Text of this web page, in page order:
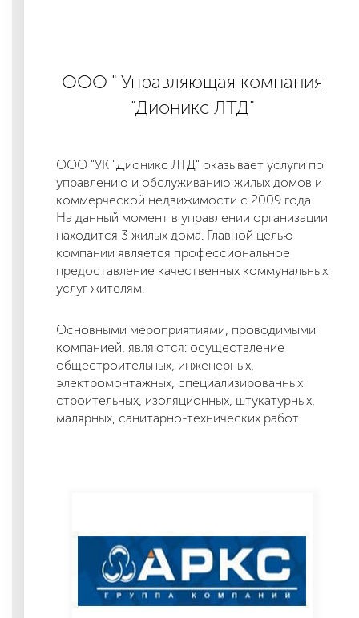
ООО " Управляющая компания
"Дионикс ЛТД"
ООО "УК "Дионикс ЛТД" оказывает услуги по
управлению и обслуживанию жилых домов и
коммерческой недвижимости с 2009 года.
На данный момент в управлении организации
находится 3 жилых дома. Главной целью
компании является профессиональное
предоставление качественных коммунальных
услуг жителям.
Основными мероприятиями, проводимыми
компанией, являются: осуществление
общестроительных, инженерных,
электромонтажных, специализированных
строительных, изоляционных, штукатурных,
малярных, санитарно-технических работ.